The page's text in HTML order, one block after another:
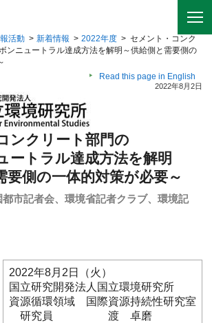
活動 > 新着情報 > 2022年度 > セメント・コンク
ンニュートラル達成方法を解明～供給側と需要側の
Read this page in English
2022年8月2日
ンクリート部門の
ートラル達成方法を解明
要側の一体的対策が必要～
都市記者会、環境省記者クラブ、環境記
2022年8月2日（火）
国立研究開発法人国立環境研究所
資源循環領域 国際資源持続性研究室
研究員 渡 卓磨